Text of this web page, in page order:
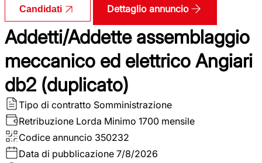
Candidati Dettaglio annuncio
Addetti/Addette assemblaggio
meccanico ed elettrico Angiari
db2 (duplicato)
Tipo di contratto Somministrazione
Retribuzione Lorda Minimo 1700 mensile
Codice annuncio 350232
Data di pubblicazione 7/8/2026